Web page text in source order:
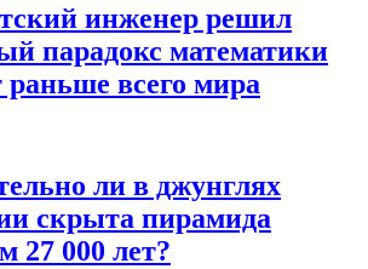
инженер решил
парадокс математики
раньше всего мира
ли в джунглях
скрыта пирамида
27 000 лет?